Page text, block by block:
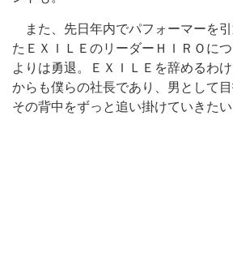
また、先日年内でパフォーマーを
たＥＸＩＬＥのリーダーＨＩＲＯに
よりは勇退。ＥＸＩＬＥを辞めるわ
からも僕らの社長であり、男として目
その背中をずっと追い掛けていきたい